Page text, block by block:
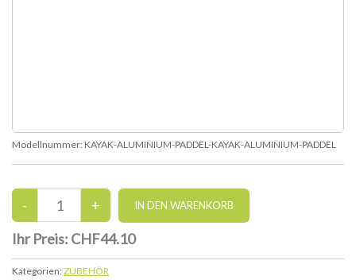
Modellnummer: KAYAK-ALUMINIUM-PADDEL-KAYAK-ALUMINIUM-PADDEL
Ihr Preis: CHF44.10
Kategorien: ZUBEHÖR